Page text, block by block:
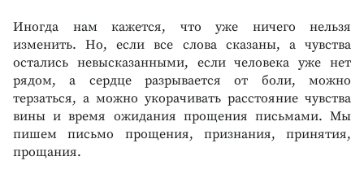
Иногда нам кажется, что уже ничего нельзя
изменить. Но, если все слова сказаны, а чувства
остались невысказанными, если человека уже нет
рядом, а сердце разрывается от боли, можно
терзаться, а можно укорачивать расстояние чувства
вины и время ожидания прощения письмами. Мы
пишем письмо прощения, признания, принятия,
прощания.